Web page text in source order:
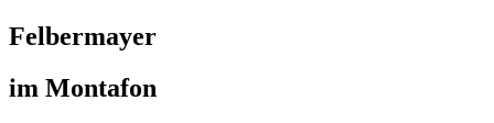
Felbermayer
im Montafon